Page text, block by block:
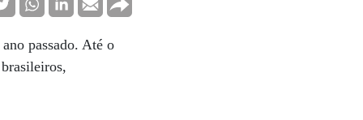
passado. Até o